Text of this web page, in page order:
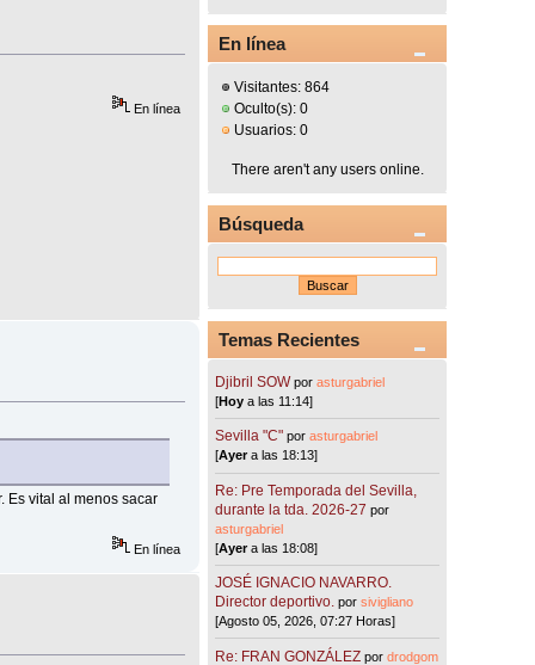
En línea
Es vital al menos sacar
En línea
En línea
Visitantes: 864
Oculto(s): 0
Usuarios: 0
There aren't any users online.
Búsqueda
Temas Recientes
Djibril SOW porasturgabriel
[Hoy a las 11:14]
Sevilla "C"porasturgabriel
[Ayera las 18:13]
Re: Pre Temporada del Sevilla,
durante la tda. 2026-27 por
asturgabriel
[Ayera las 18:08]
JOSÉ IGNACIO NAVARRO.
Director deportivo. porsivigliano
[Agosto 05, 2026, 07:27 Horas]
Re: FRAN GONZÁLEZ pordrodgom